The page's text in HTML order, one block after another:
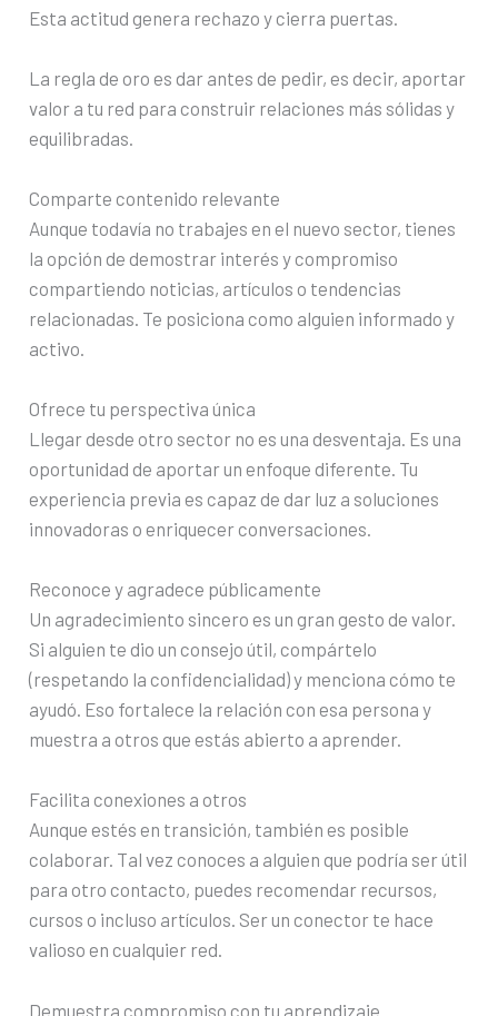
Esta actitud genera rechazo y cierra puertas.
La regla de oro es dar antes de pedir, es decir, aportar
valor a tu red para construir relaciones más sólidas y
equilibradas.
Comparte contenido relevante
Aunque todavía no trabajes en el nuevo sector, tienes
la opción de demostrar interés y compromiso
compartiendo noticias, artículos o tendencias
relacionadas. Te posiciona como alguien informado y
activo.
Ofrece tu perspectiva única
Llegar desde otro sector no es una desventaja. Es una
oportunidad de aportar un enfoque diferente. Tu
experiencia previa es capaz de dar luz a soluciones
innovadoras o enriquecer conversaciones.
Reconoce y agradece públicamente
Un agradecimiento sincero es un gran gesto de valor.
Si alguien te dio un consejo útil, compártelo
(respetando la confidencialidad) y menciona cómo te
ayudó. Eso fortalece la relación con esa persona y
muestra a otros que estás abierto a aprender.
Facilita conexiones a otros
Aunque estés en transición, también es posible
colaborar. Tal vez conoces a alguien que podría ser útil
para otro contacto, puedes recomendar recursos,
cursos o incluso artículos. Ser un conector te hace
valioso en cualquier red.
Demuestra compromiso con tu aprendizaje